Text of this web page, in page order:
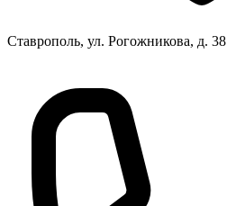
Ставрополь, ул. Рогожникова, д. 38